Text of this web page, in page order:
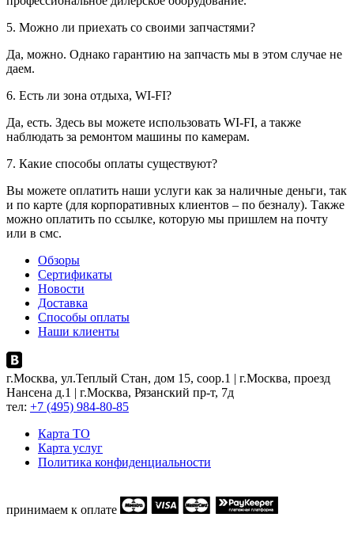
5. Можно ли приехать со своими запчастями?
Да, можно. Однако гарантию на запчасть мы в этом случае не
даем.
6. Есть ли зона отдыха, WI-FI?
Да, есть. Здесь вы можете использовать WI-FI, а также
наблюдать за ремонтом машины по камерам.
7. Какие способы оплаты существуют?
Вы можете оплатить наши услуги как за наличные деньги, так
и по карте (для корпоративных клиентов – по безналу). Также
можно оплатить по ссылке, которую мы пришлем на почту
или в смс.
Обзоры
Сертификаты
Новости
Доставка
Способы оплаты
Наши клиенты
г.Москва, ул.Теплый Стан, дом 15, соор.1 | г.Москва, проезд
Нансена д.1 | г.Москва, Рязанский пр-т, 7д
тел: +7 (495) 984-80-85
Карта ТO
Карта услуг
Политика конфиденциальности
принимаем к оплате